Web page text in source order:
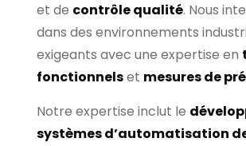
et de contrôle qualité. Nous
dans des environnements
exigeants avec une expertise en
fonctionnelset mesures de
Notre expertise inclut le
systèmes d’automatisation